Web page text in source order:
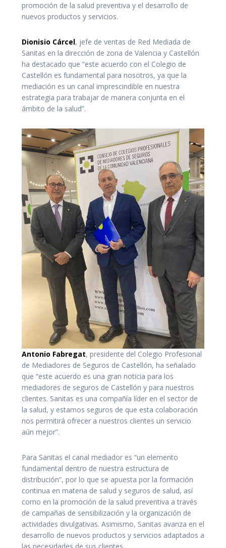
promoción de la salud preventiva y el desarrollo de
nuevos productos y servicios.
Dionisio Cárcel, jefe de ventas de Red Mediada de
Sanitas en la dirección de zona de Valencia y Castellón
ha destacado que “este acuerdo con el Colegio de
Castellón es fundamental para nosotros, ya que la
mediación es un canal imprescindible en nuestra
estrategia para trabajar de manera conjunta en el
ámbito de la salud”.
Antonio Fabregat, presidente del Colegio Profesional
de Mediadores de Seguros de Castellón, ha señalado
que “este acuerdo es una gran noticia para los
mediadores de seguros de Castellón y para nuestros
clientes. Sanitas es una compañía líder en el sector de
la salud, y estamos seguros de que esta colaboración
nos permitirá ofrecer a nuestros clientes un servicio
aún mejor”.
Para Sanitas el canal mediador es “un elemento
fundamental dentro de nuestra estructura de
distribución”, por lo que se apuesta por la formación
continua en materia de salud y seguros de salud, así
como en la promoción de la salud preventiva a través
de campañas de sensibilización y la organización de
actividades divulgativas. Asimismo, Sanitas avanza en el
desarrollo de nuevos productos y servicios adaptados a